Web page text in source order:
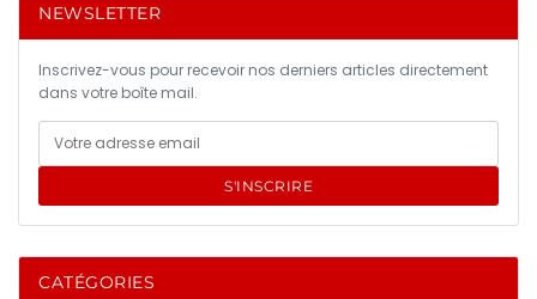
NEWSLETTER
Inscrivez-vous pour recevoir nos derniers articles directement
dans votre boîte mail.
S'INSCRIRE
CATÉGORIES